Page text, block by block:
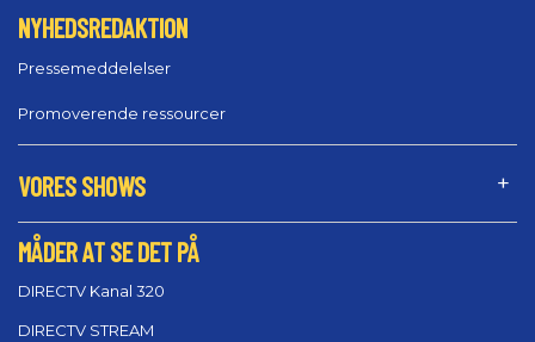
NYHEDSREDAKTION
Pressemeddelelser
Promoverende ressourcer
VORES SHOWS
MÅDER AT SE DET PÅ
DIRECTV Kanal 320
DIRECTV STREAM